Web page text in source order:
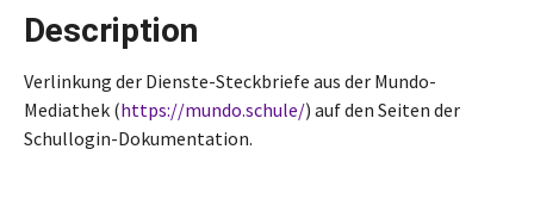
Description
Verlinkung der Dienste-Steckbriefe aus der Mundo-
Mediathek (https://mundo.schule/) auf den Seiten der
Schullogin-Dokumentation.